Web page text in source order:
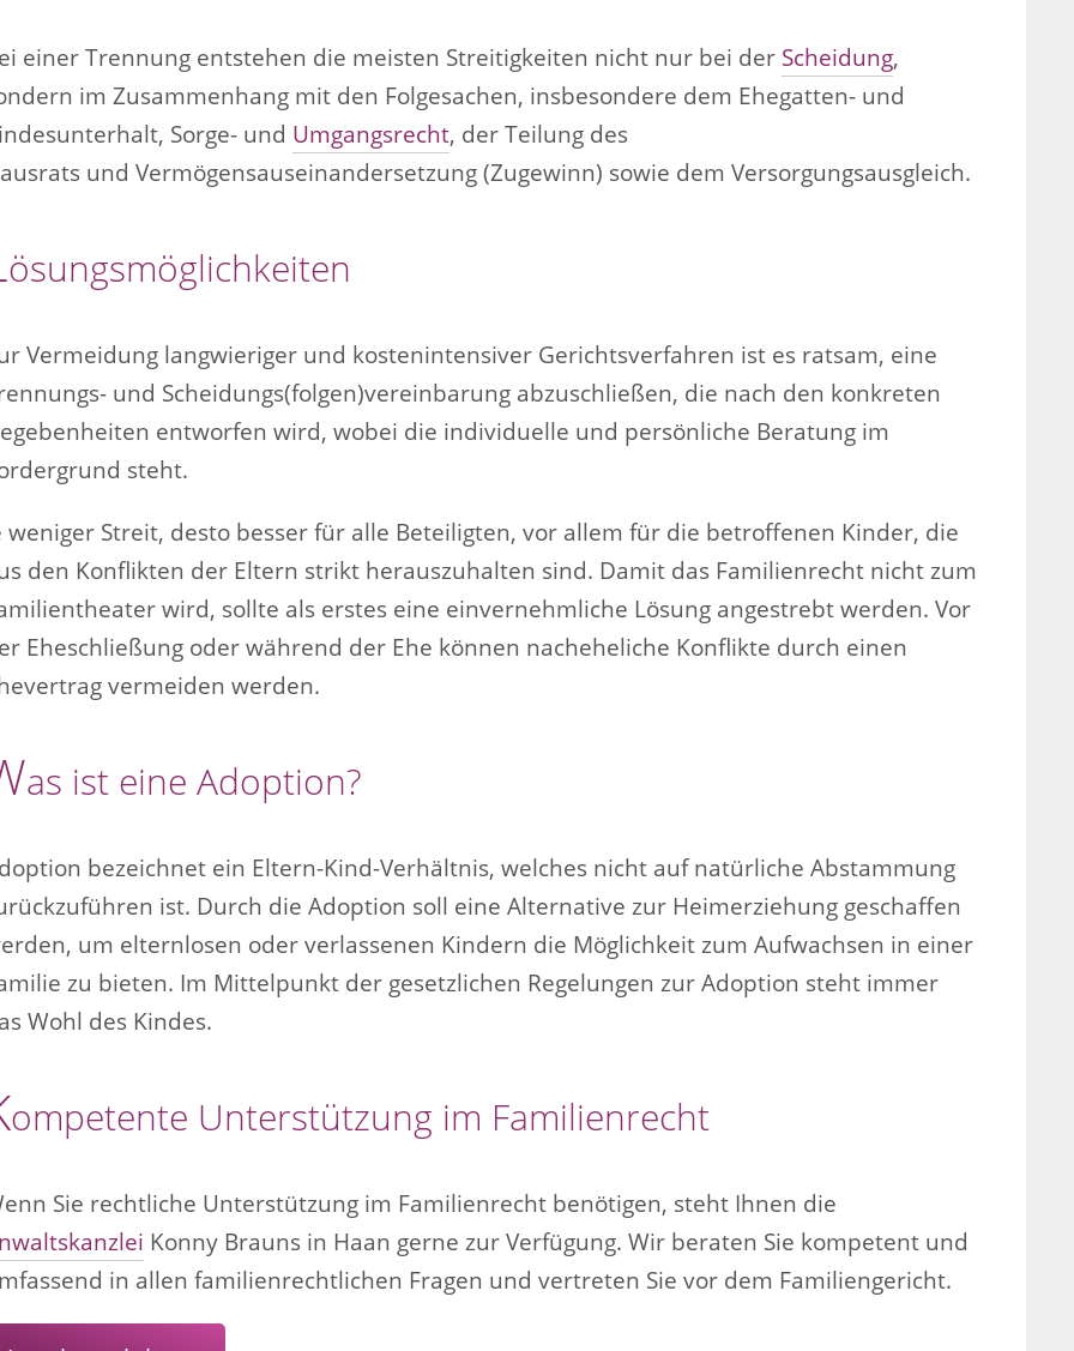
einer Trennung entstehen die meisten Streitigkeiten nicht nur bei der Scheidung,
im Zusammenhang mit den Folgesachen, insbesondere dem Ehegatten- und
Sorge- und Umgangsrecht, der Teilung des
und Vermögensauseinandersetzung (Zugewinn) sowie dem Versorgungsausgleich.
ösungsmöglichkeiten
Vermeidung langwieriger und kostenintensiver Gerichtsverfahren ist es ratsam, eine
und Scheidungs(folgen)vereinbarung abzuschließen, die nach den konkreten
entworfen wird, wobei die individuelle und persönliche Beratung im
steht.
weniger Streit, desto besser für alle Beteiligten, vor allem für die betroffenen Kinder, die
den Konflikten der Eltern strikt herauszuhalten sind. Damit das Familienrecht nicht zum
wird, sollte als erstes eine einvernehmliche Lösung angestrebt werden. Vor
Eheschließung oder während der Ehe können nacheheliche Konflikte durch einen
vermeiden werden.
as ist eine Adoption?
bezeichnet ein Eltern-Kind-Verhältnis, welches nicht auf natürliche Abstammung
ist. Durch die Adoption soll eine Alternative zur Heimerziehung geschaffen
um elternlosen oder verlassenen Kindern die Möglichkeit zum Aufwachsen in einer
zu bieten. Im Mittelpunkt der gesetzlichen Regelungen zur Adoption steht immer
Wohl des Kindes.
ompetente Unterstützung im Familienrecht
Sie rechtliche Unterstützung im Familienrecht benötigen, steht Ihnen die
Konny Brauns in Haan gerne zur Verfügung. Wir beraten Sie kompetent und
in allen familienrechtlichen Fragen und vertreten Sie vor dem Familiengericht.